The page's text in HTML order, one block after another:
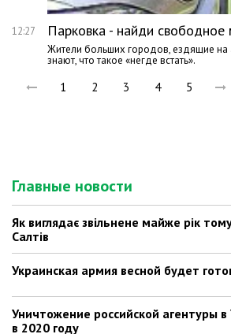
12:27 Парковка - найди свободное
Жители больших городов, ездящие на
знают, что такое «негде встать».
1 2 3 4 5
Главные новости
Як виглядає звільнене майже рік
Салтів
Украинская армия весной будет
Уничтожение российской агентуры
в 2020 году